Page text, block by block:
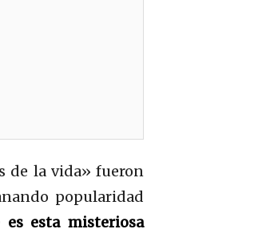
de la vida» fueron
popularidad
es esta misteriosa